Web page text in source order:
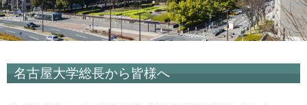
名古屋大学総長から皆様へ